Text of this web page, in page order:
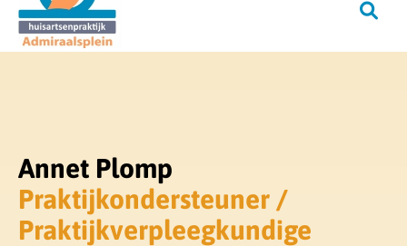
H
Annet Plomp
Praktijkondersteuner /
Praktijkverpleegkundige